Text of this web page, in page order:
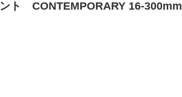
ト CONTEMPORARY 16-300mm